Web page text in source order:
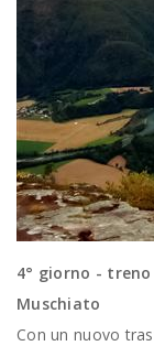
4° giorno -
Muschiato
Con un nuovo